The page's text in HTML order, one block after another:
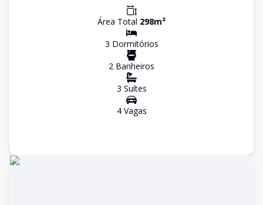
Área Total 298m²
3 Dormitórios
2 Banheiros
3 Suítes
4Vagas